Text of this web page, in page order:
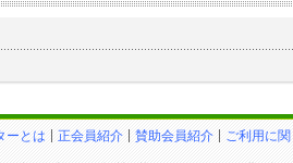
ーとは 正会員紹介 賛助会員紹介 ご利用に